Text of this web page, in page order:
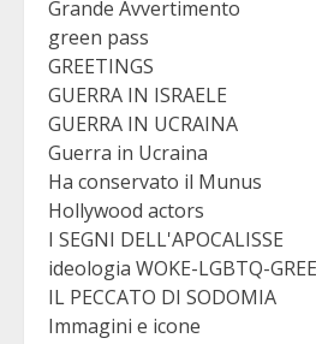
Grande Avvertimento
green pass
GREETINGS
GUERRA IN ISRAELE
GUERRA IN UCRAINA
Guerra in Ucraina
Ha conservato il Munus
Hollywood actors
I SEGNI DELL'APOCALISSE
ideologia WOKE-LGBTQ-
IL PECCATO DI SODOMIA
Immagini e icone